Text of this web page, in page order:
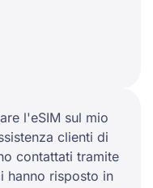
l'eSIM sul mio
clienti di
contattati tramite
hanno risposto in